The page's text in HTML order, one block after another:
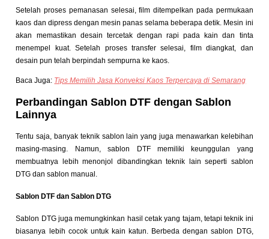
Setelah proses pemanasan selesai, film ditempelkan pada permukaan
kaos dan dipress dengan mesin panas selama beberapa detik. Mesin ini
akan memastikan desain tercetak dengan rapi pada kain dan tinta
menempel kuat. Setelah proses transfer selesai, film diangkat, dan
desain pun telah berpindah sempurna ke kaos.
Baca Juga: Tips Memilih Jasa Konveksi Kaos Terpercaya di Semarang
Perbandingan Sablon DTF dengan Sablon
Lainnya
Tentu saja, banyak teknik sablon lain yang juga menawarkan kelebihan
masing-masing. Namun, sablon DTF memiliki keunggulan yang
membuatnya lebih menonjol dibandingkan teknik lain seperti sablon
DTG dan sablon manual.
Sablon DTF dan Sablon DTG
Sablon DTG juga memungkinkan hasil cetak yang tajam, tetapi teknik ini
biasanya lebih cocok untuk kain katun. Berbeda dengan sablon DTG,